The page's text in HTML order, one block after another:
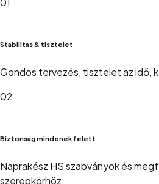
Stabilitás & tisztelet
Gondos tervezés, tisztelet az idő,
02
Biztonság mindenek felett
Naprakész HS szabványok és
szerepkörhöz.